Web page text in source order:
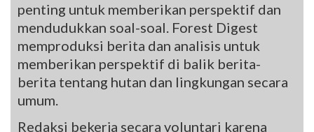
penting untuk memberikan perspektif dan
mendudukkan soal-soal. Forest Digest
memproduksi berita dan analisis untuk
memberikan perspektif di balik berita-
berita tentang hutan dan lingkungan secara
umum.
Redaksi bekerja secara voluntari karena